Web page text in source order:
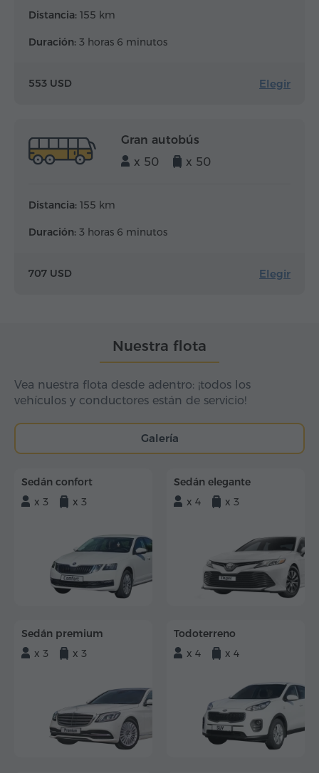
Distancia: 155 km
Duración: 3 horas 6 minutos
553 USD Elegir
Gran autobús
x 50
x 50
Distancia: 155 km
Duración: 3 horas 6 minutos
707 USD Elegir
Nuestra flota
Vea nuestra flota desde adentro: ¡todos los
vehículos y conductores están de servicio!
Galería
Sedán confort
x 3
x 3
Sedán elegante
x 4
x 3
Sedán premium
x 3
x 3
Todoterreno
x 4
x 4